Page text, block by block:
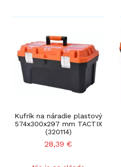
Kufrík na náradie plastový
574x300x297 mm TACTIX
(320114)
28,39 €